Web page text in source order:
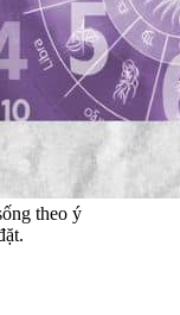
theo ý